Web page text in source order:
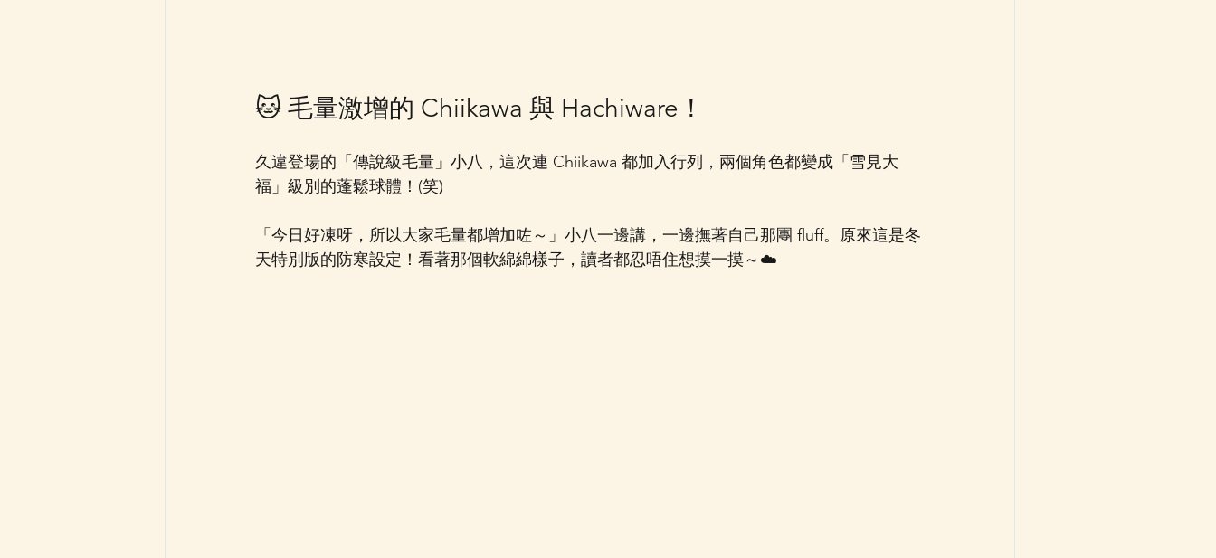
🐱 毛量激增的 Chiikawa 與 Hachiware！
久違登場的「傳說級毛量」小八，這次連 Chiikawa 都加入行列，兩個角色都變成「雪見大
福」級別的蓬鬆球體！(笑)
「今日好凍呀，所以大家毛量都增加咗～」小八一邊講，一邊撫著自己那團 fluff。原來這是冬
天特別版的防寒設定！看著那個軟綿綿樣子，讀者都忍唔住想摸一摸～☁️